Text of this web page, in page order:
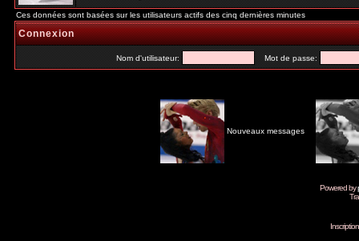
Ces données sont basées sur les utilisateurs actifs des cinq dernières minutes
Connexion
Nom d'utilisateur: Mot de passe:
Nouveaux messages
Powered by